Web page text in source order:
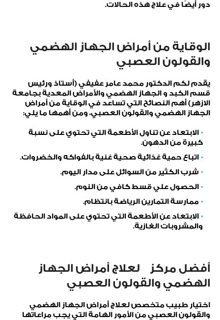
دور أيضًا في علاج هذه الحالات.
الوقاية من أمراض الجهاز الهضمي
والقولون العصبي
يقدم لكم الدكتور محمد عامر عفيفي (أستاذ ورئيس
قسم الكبد و الجهاز الهضمي والأمراض المعدية بجامعة
الازهر) أهم النصائح التي تساعد في الوقاية من أمراض
الجهاز الهضمي والقولون العصبي، ومن أهمها ما يلي:
الابتعاد عن تناول الأطعمة التي تحتوي على نسبة
كبيرة من الدهون.
اتباع حمية غذائية صحية غنية بالفواكه والخضروات.
شرب الكثير من السوائل على مدار اليوم.
الحصول علي قسط كافي من النوم.
ممارسة التمارين الرياضة بانتظام.
الابتعاد عن الأطعمة التي تحتوي على المواد الحافظة
والمشروبات الغازية.
أفضل مركز لعلاج أمراض الجهاز
الهضمي والقولون العصبي
اختيار طبيب متخصص لعلاج أمراض الجهاز الهضمي
والقولون العصبي من الأمور الهامة التي يجب مراعاتها